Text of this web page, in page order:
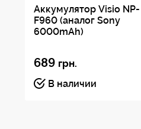
Аккумулятор Visio NP-
F960 (аналог Sony
6000mAh)
689 грн.
В наличии